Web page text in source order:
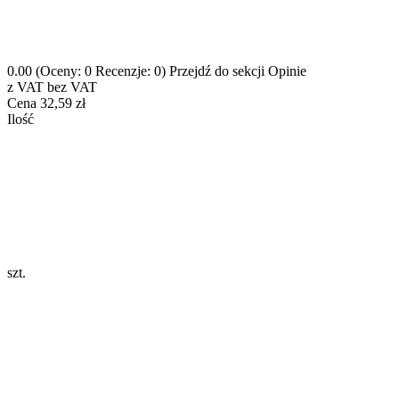
0.00 (Oceny: 0 Recenzje: 0) Przejdź do sekcji Opinie
z VAT bez VAT
Cena 32,59 zł
Ilość
szt.